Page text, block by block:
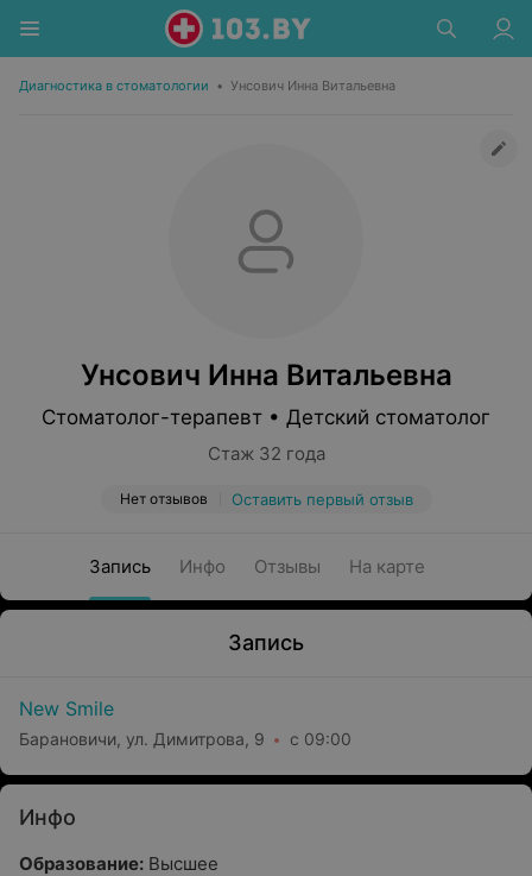
Диагностика в стоматологии • Унсович Инна Витальевна
Унсович Инна Витальевна
Стоматолог-терапевт • Детский стоматолог
Стаж 32 года
Нет отзывов Оставить первый отзыв
Запись Инфо Отзывы На карте
Запись
New Smile
Барановичи, ул. Димитрова, 9 с 09:00
Инфо
Образование: Высшее